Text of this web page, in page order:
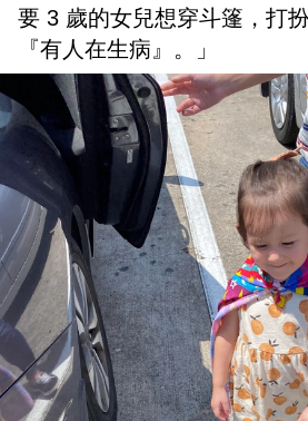
要 3 歲的女兒想穿斗篷，打
『有人在生病』。」